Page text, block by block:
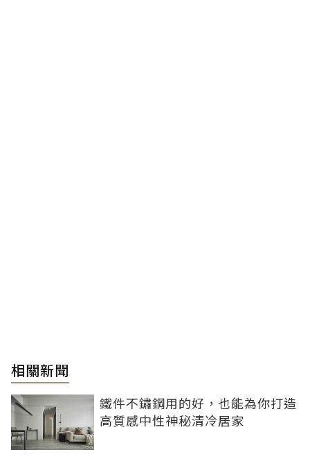
相關新聞
鐵件不鏽鋼用的好，也能為你打造
高質感中性神秘清冷居家